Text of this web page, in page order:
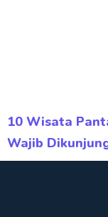
10 Wisata
Wajib